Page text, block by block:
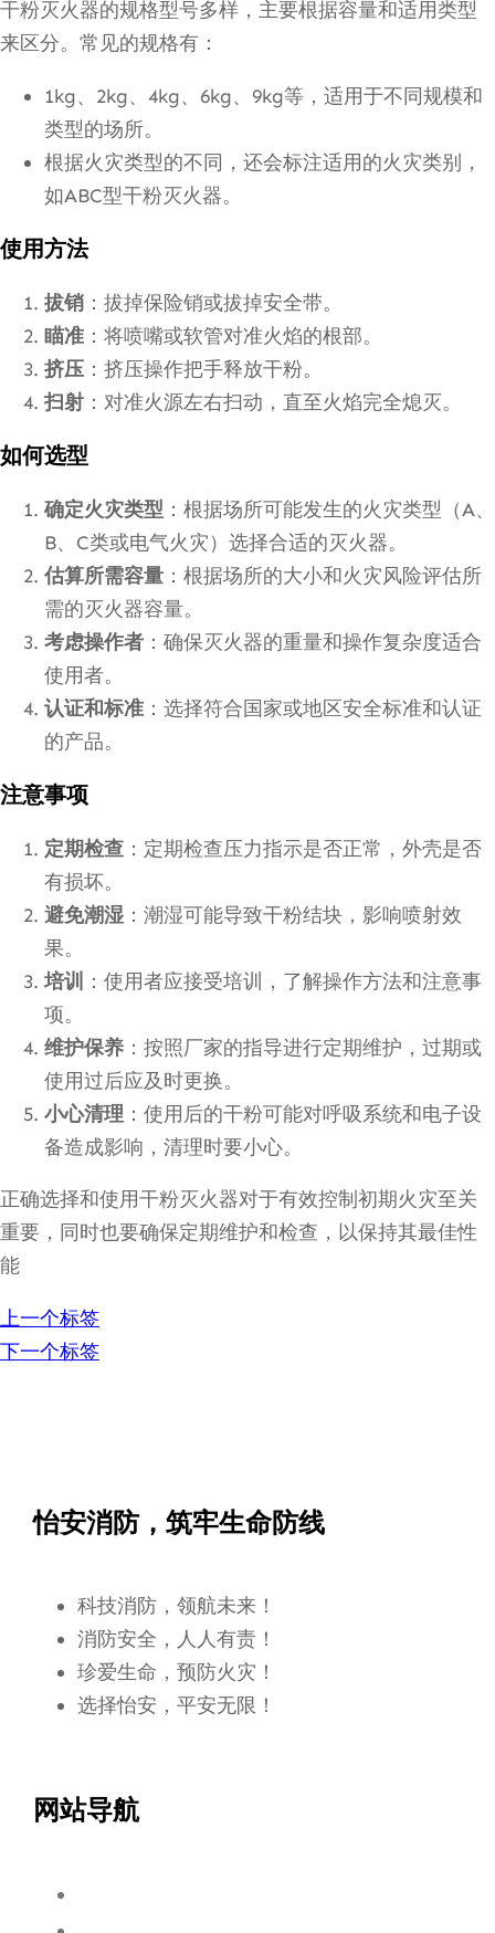
干粉灭火器的规格型号多样，主要根据容量和适用类型
来区分。常见的规格有：
1kg、2kg、4kg、6kg、9kg等，适用于不同规模和
类型的场所。
根据火灾类型的不同，还会标注适用的火灾类别，
如ABC型干粉灭火器。
使用方法
拔销 ：拔掉保险销或拔掉安全带。
瞄准 ：将喷嘴或软管对准火焰的根部。
挤压 ：挤压操作把手释放干粉。
扫射 ：对准火源左右扫动，直至火焰完全熄灭。
如何选型
确定火灾类型 ：根据场所可能发生的火灾类型（A、
B、C类或电气火灾）选择合适的灭火器。
估算所需容量 ：根据场所的大小和火灾风险评估所
需的灭火器容量。
考虑操作者 ：确保灭火器的重量和操作复杂度适合
使用者。
认证和标准 ：选择符合国家或地区安全标准和认证
的产品。
注意事项
定期检查 ：定期检查压力指示是否正常，外壳是否
有损坏。
避免潮湿 ：潮湿可能导致干粉结块，影响喷射效
果。
培训 ：使用者应接受培训，了解操作方法和注意事
项。
维护保养 ：按照厂家的指导进行定期维护，过期或
使用过后应及时更换。
小心清理 ：使用后的干粉可能对呼吸系统和电子设
备造成影响，清理时要小心。
正确选择和使用干粉灭火器对于有效控制初期火灾至关
重要，同时也要确保定期维护和检查，以保持其最佳性
能
上一个标签
下一个标签
怡安消防，筑牢生命防线
科技消防，领航未来！
消防安全，人人有责！
珍爱生命，预防火灾！
选择怡安，平安无限！
网站导航